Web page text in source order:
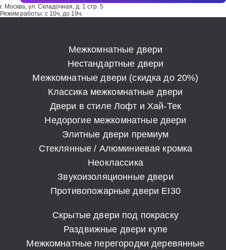
г. Москва, ул. Складочная, д. 1 стр. 5
Режим работы: с 10ч. до 19ч.
Межкомнатные двери
Нестандартные двери
Межкомнатные двери (скидка до 20%)
Классика межкомнатные двери
Двери в стиле Лофт и Хай-Тек
Недорогие межкомнатные двери
Элитные двери премиум
Стеклянные / Алюминиевая кромка
Неоклассика
Звукоизоляционные двери
Противопожарные двери EI30
Скрытые двери под покраску
Раздвижные двери купе
Межкомнатные перегородки деревянные